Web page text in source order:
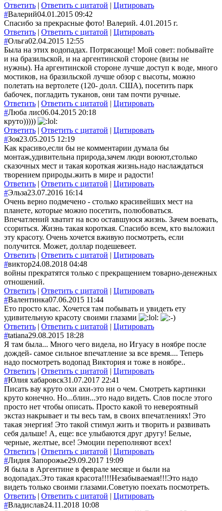
Ответить | Ответить с цитатой | Цитировать
#Валерий04.01.2015 09:42
Спасибо за прекрасные фото! Валерий. 4.01.2015 г.
Ответить | Ответить с цитатой | Цитировать
#Ольга02.04.2015 12:55
Была на этих водопадах. Потрясающе! Мой совет: побывайте
и на бразильской, и на аргентинской стороне (визы не
нужны). На аргентинской стороне лучше доступ к воде, много
мостиков, на бразильской лучше обзор с высоты, можно
полетать на вертолете (120- долл. США), посетить парк
бабочек, погладить туканов, они там почти ручные.
Ответить | Ответить с цитатой | Цитировать
#Люба лис06.04.2015 20:18
круто)))))
Ответить | Ответить с цитатой | Цитировать
#Зоя23.05.2015 12:19
Как красиво,если бы не комментарии думала бы
монтаж,удивительна природа,зачем люди воюют,столько
сказочных мест и такая короткая жизнь.надо наслаждаться
творением природы.жить в мире и радости!
Ответить | Ответить с цитатой | Цитировать
#Эльза23.07.2016 16:14
Очень верно подмечено - столько красивейших мест на
планете, которые можно посетить, полюбоваться.
Впечатлений хватит на всю оставшуюся жизнь. Зачем воевать,
ссориться. Жизнь такая короткая. Спасибо всем, кто выложил
эту красоту. Очень хочется вживую посмотреть, если
получится. Может, доллар подешевеет.
Ответить | Ответить с цитатой | Цитировать
#виктор24.08.2018 04:48
войны прекратятся только с прекращением товарно-денежных
отношений.
Ответить | Ответить с цитатой | Цитировать
#Валентинка07.06.2015 11:44
Ето просто клас. Хочется там побывать и увидеть ету
удивительную красоту своими глазами
Ответить | Ответить с цитатой | Цитировать
#tatiana29.08.2015 18:28
Я там была... Много чего видела, но Игуасу в ноябре после
дождей- самое сильное впечатление за все время.... Теперь
надо посмотреть водопад Виктория и тоже в ноябре..
Ответить | Ответить с цитатой | Цитировать
#Юлия хабаровск31.07.2017 22:41
Писать вау круто охи ахи-это ни о чем. Смотреть картинки
круто конечно. Но...блин...это надо видеть. Слов после этого
просто нет чтобы описать. Просто какой то невероятный
экстаз накрывает и ты весь там, в своих впечатлениях! Это
такая энергия! Это такой стимул жить и творить и развивать
себя дальше! А, еще: все улыбаются друг другу! Белые,
черные, желтые, все! Эмоции переполняют всех!
Ответить | Ответить с цитатой | Цитировать
#Лидия Запорожье29.09.2017 19:09
Я была в Аргентине в феврале месяце и были на
водопадах.Это такая красота!!!!Незабываемая!!!Это надо
видеть только своими глазами.Советую поехать посмотреть.
Ответить | Ответить с цитатой | Цитировать
#Владислав24.11.2018 10:08